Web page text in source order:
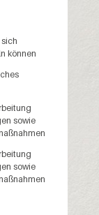
können
sowie
sowie